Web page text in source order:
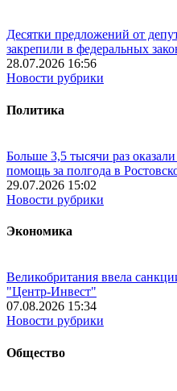
Десятки предложений от
закрепили в федеральных
28.07.2026 16:56
Новости рубрики
Политика
Больше 3,5 тысячи раз
помощь за полгода в
29.07.2026 15:02
Новости рубрики
Экономика
Великобритания ввела
"Центр-Инвест"
07.08.2026 15:34
Новости рубрики
Общество